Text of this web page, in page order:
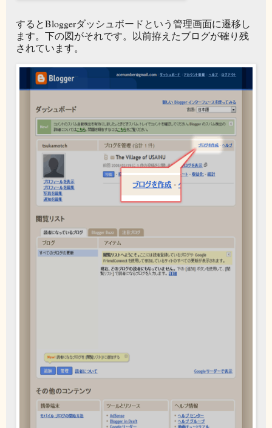
するとBloggerダッシュボードという管理画面に遷移し
ます。下の図がそれです。以前拵えたブログが確り残
されています。